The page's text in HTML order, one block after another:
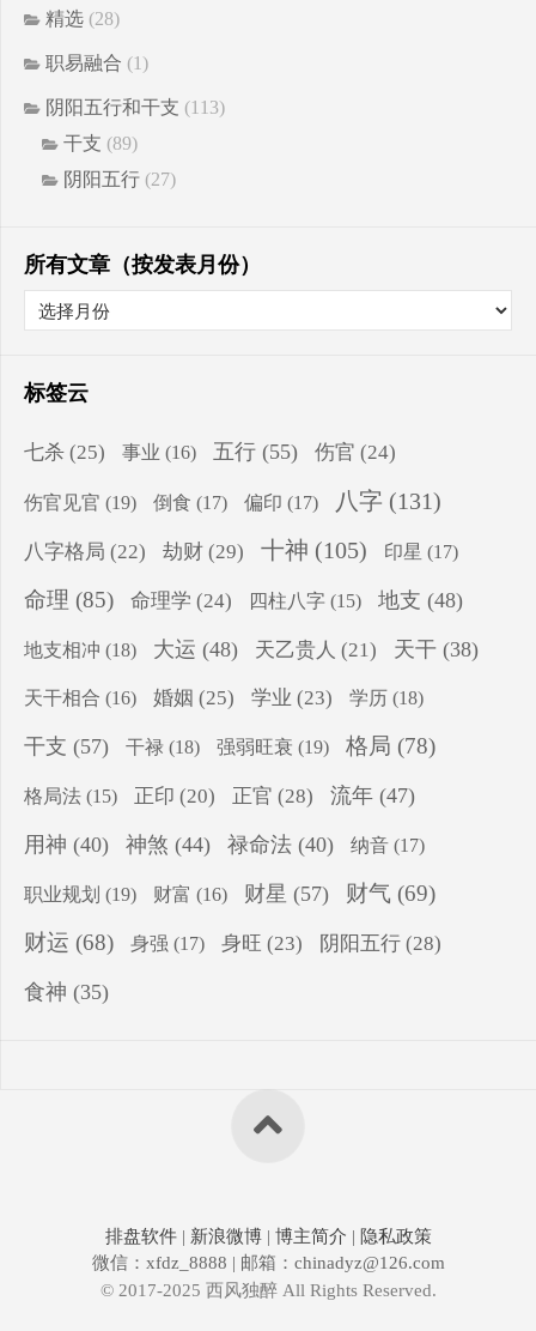
精选 (28)
职易融合 (1)
阴阳五行和干支 (113)
干支 (89)
阴阳五行 (27)
所有文章（按发表月份）
标签云
七杀 (25) 事业 (16) 五行 (55) 伤官 (24)
伤官见官 (19) 倒食 (17) 偏印 (17) 八字 (131)
八字格局 (22) 劫财 (29) 十神 (105) 印星 (17)
命理 (85) 命理学 (24) 四柱八字 (15) 地支 (48)
地支相冲 (18) 大运 (48) 天乙贵人 (21) 天干 (38)
天干相合 (16) 婚姻 (25) 学业 (23) 学历 (18)
干支 (57) 干禄 (18) 强弱旺衰 (19) 格局 (78)
格局法 (15) 正印 (20) 正官 (28) 流年 (47)
用神 (40) 神煞 (44) 禄命法 (40) 纳音 (17)
职业规划 (19) 财富 (16) 财星 (57) 财气 (69)
财运 (68) 身强 (17) 身旺 (23) 阴阳五行 (28)
食神 (35)
排盘软件 | 新浪微博 | 博主简介 | 隐私政策
微信：xfdz_8888 | 邮箱：chinadyz@126.com
© 2017-2025 西风独醉 All Rights Reserved.